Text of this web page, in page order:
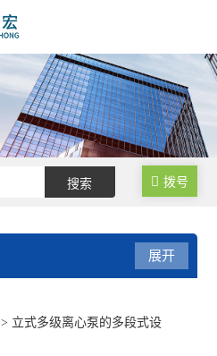
拨号
展开
> 立式多级离心泵的多段式设